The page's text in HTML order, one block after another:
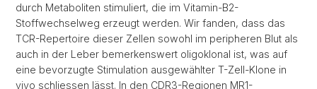
durch Metaboliten stimuliert, die im Vitamin-B2-
Stoffwechselweg erzeugt werden. Wir fanden, dass das
TCR-Repertoire dieser Zellen sowohl im peripheren Blut als
auch in der Leber bemerkenswert oligoklonal ist, was auf
eine bevorzugte Stimulation ausgewählter T-Zell-Klone in
vivo schliessen lässt. In den CDR3-Regionen MR1-